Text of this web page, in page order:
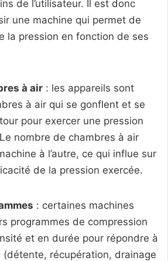
de l’utilisateur. Il est donc
une machine qui permet de
la pression en fonction de ses
à air : les appareils sont
à air qui se gonflent et se
pour exercer une pression
nombre de chambres à air
à l’autre, ce qui influe sur
de la pression exercée.
: certaines machines
programmes de compression
et en durée pour répondre à
récupération, drainage